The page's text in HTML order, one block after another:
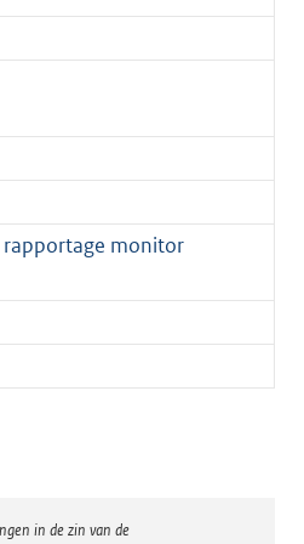
rapportage monitor
in de zin van de